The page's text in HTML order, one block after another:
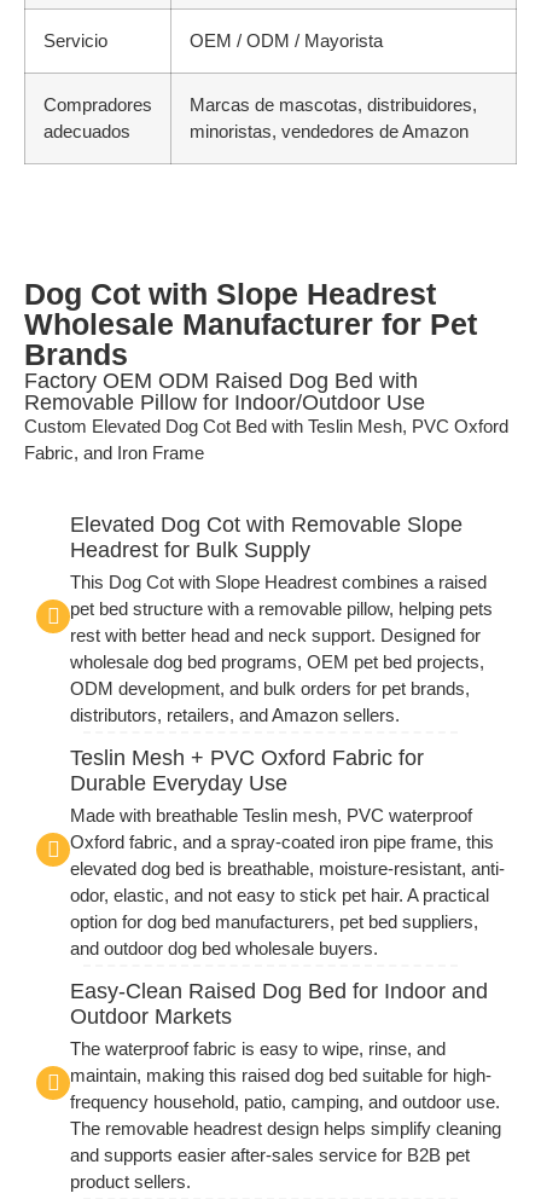
Servicio OEM / ODM / Mayorista
Compradores
adecuados
Marcas de mascotas, distribuidores,
minoristas, vendedores de Amazon
Dog Cot with Slope Headrest
Wholesale Manufacturer for Pet
Brands
Factory OEM ODM Raised Dog Bed with
Removable Pillow for Indoor/Outdoor Use
Custom Elevated Dog Cot Bed with Teslin Mesh, PVC Oxford
Fabric, and Iron Frame
Elevated Dog Cot with Removable Slope
Headrest for Bulk Supply
This Dog Cot with Slope Headrest combines a raised
pet bed structure with a removable pillow, helping pets
rest with better head and neck support. Designed for
wholesale dog bed programs, OEM pet bed projects,
ODM development, and bulk orders for pet brands,
distributors, retailers, and Amazon sellers.
Teslin Mesh + PVC Oxford Fabric for
Durable Everyday Use
Made with breathable Teslin mesh, PVC waterproof
Oxford fabric, and a spray-coated iron pipe frame, this
elevated dog bed is breathable, moisture-resistant, anti-
odor, elastic, and not easy to stick pet hair. A practical
option for dog bed manufacturers, pet bed suppliers,
and outdoor dog bed wholesale buyers.
Easy-Clean Raised Dog Bed for Indoor and
Outdoor Markets
The waterproof fabric is easy to wipe, rinse, and
maintain, making this raised dog bed suitable for high-
frequency household, patio, camping, and outdoor use.
The removable headrest design helps simplify cleaning
and supports easier after-sales service for B2B pet
product sellers.